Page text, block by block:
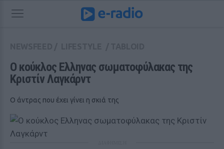
Ο κούκλος Ελληνας σωματοφύλακας της
Κριστίν Λαγκάρντ
Ο άντρας που έχει γίνει η σκιά της